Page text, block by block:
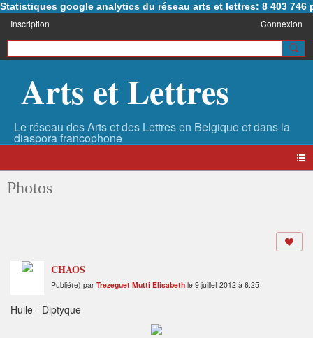
Statistiques google analytics du réseau arts et lettres: 8 403 746
Inscription Connexion
Arts et Lettres
Photos
CHAOS
Publié(e) par Trezeguet Mutti Elisabeth le 9 juillet 2012 à 6:25
Huile - Diptyque